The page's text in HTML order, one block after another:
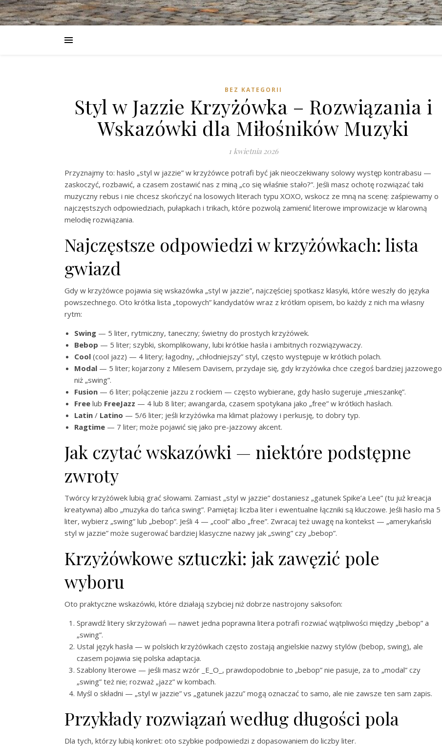
BEZ KATEGORII
Styl w Jazzie Krzyżówka – Rozwiązania i
Wskazówki dla Miłośników Muzyki
1 kwietnia 2026
Przyznajmy to: hasło „styl w jazzie” w krzyżówce potrafi być jak nieoczekiwany solowy występ kontrabasu —
zaskoczyć, rozbawić, a czasem zostawić nas z miną „co się właśnie stało?”. Jeśli masz ochotę rozwiązać taki
muzyczny rebus i nie chcesz skończyć na losowych literach typu XOXO, wskocz ze mną na scenę: zaśpiewamy o
najczęstszych odpowiedziach, pułapkach i trikach, które pozwolą zamienić literowe improwizacje w klarowną
melodię rozwiązania.
Najczęstsze odpowiedzi w krzyżówkach: lista
gwiazd
Gdy w krzyżówce pojawia się wskazówka „styl w jazzie”, najczęściej spotkasz klasyki, które weszły do języka
powszechnego. Oto krótka lista „topowych” kandydatów wraz z krótkim opisem, bo każdy z nich ma własny
rytm:
Swing — 5 liter, rytmiczny, taneczny; świetny do prostych krzyżówek.
Bebop — 5 liter; szybki, skomplikowany, lubi krótkie hasła i ambitnych rozwiązywaczy.
Cool (cool jazz) — 4 litery; łagodny, „chłodniejszy” styl, często występuje w krótkich polach.
Modal — 5 liter; kojarzony z Milesem Davisem, przydaje się, gdy krzyżówka chce czegoś bardziej jazzowego
niż „swing”.
Fusion — 6 liter; połączenie jazzu z rockiem — często wybierane, gdy hasło sugeruje „mieszankę”.
Free lub FreeJazz — 4 lub 8 liter; awangarda, czasem spotykana jako „free” w krótkich hasłach.
Latin / Latino — 5/6 liter; jeśli krzyżówka ma klimat plażowy i perkusję, to dobry typ.
Ragtime — 7 liter; może pojawić się jako pre-jazzowy akcent.
Jak czytać wskazówki — niektóre podstępne
zwroty
Twórcy krzyżówek lubią grać słowami. Zamiast „styl w jazzie” dostaniesz „gatunek Spike’a Lee” (tu już kreacja
kreatywna) albo „muzyka do tańca swing”. Pamiętaj: liczba liter i ewentualne łączniki są kluczowe. Jeśli hasło ma 5
liter, wybierz „swing” lub „bebop”. Jeśli 4 — „cool” albo „free”. Zwracaj też uwagę na kontekst — „amerykański
styl w jazzie” może sugerować bardziej klasyczne nazwy jak „swing” czy „bebop”.
Krzyżówkowe sztuczki: jak zawęzić pole
wyboru
Oto praktyczne wskazówki, które działają szybciej niż dobrze nastrojony saksofon:
Sprawdź litery skrzyżowań — nawet jedna poprawna litera potrafi rozwiać wątpliwości między „bebop” a
„swing”.
Ustal język hasła — w polskich krzyżówkach często zostają angielskie nazwy stylów (bebop, swing), ale
czasem pojawia się polska adaptacja.
Szablony literowe — jeśli masz wzór _E_O_, prawdopodobnie to „bebop” nie pasuje, za to „modal” czy
„swing” też nie; rozważ „jazz” w kombach.
Myśl o składni — „styl w jazzie” vs „gatunek jazzu” mogą oznaczać to samo, ale nie zawsze ten sam zapis.
Przykłady rozwiązań według długości pola
Dla tych, którzy lubią konkret: oto szybkie podpowiedzi z dopasowaniem do liczby liter.